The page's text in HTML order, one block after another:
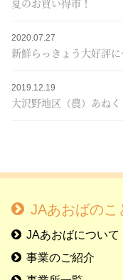
2020.07.27
新鮮らっきょう大好評に
2019.12.19
JAあおばのこ
JAあおばについて
事業のご紹介